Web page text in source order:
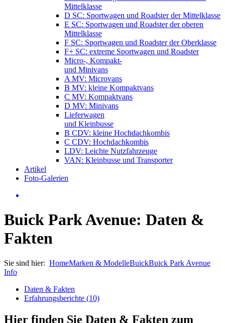
Mittelklasse
D SC: Sportwagen und Roadster der Mittelklasse
E SC: Sportwagen und Roadster der oberen
Mittelklasse
F SC: Sportwagen und Roadster der Oberklasse
F+ SC: extreme Sportwagen und Roadster
Micro-, Kompakt-
und Minivans
A MV: Microvans
B MV: kleine Kompaktvans
C MV: Kompaktvans
D MV: Minivans
Lieferwagen
und Kleinbusse
B CDV: kleine Hochdachkombis
C CDV: Hochdachkombis
LDV: Leichte Nutzfahrzeuge
VAN: Kleinbusse und Transporter
Artikel
Foto-Galerien
Buick Park Avenue: Daten &
Fakten
Sie sind hier: HomeMarken & ModelleBuickBuick Park Avenue
Info
Daten & Fakten
Erfahrungsberichte (10)
Hier finden Sie Daten & Fakten zum